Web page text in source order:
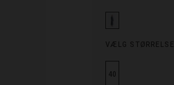
VÆLG STØRRELSE
40